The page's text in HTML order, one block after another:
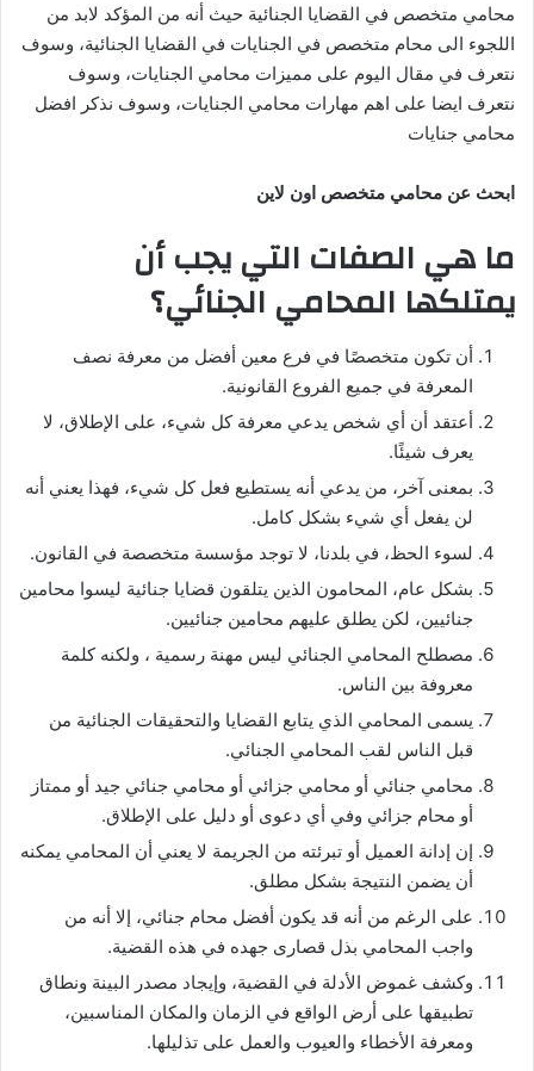
محامي متخصص في القضايا الجنائية حيث أنه من المؤكد لابد من
اللجوء الى محام متخصص في الجنايات في القضايا الجنائية، وسوف
نتعرف في مقال اليوم على مميزات محامي الجنايات، وسوف
نتعرف ايضا على اهم مهارات محامي الجنايات، وسوف نذكر افضل
محامي جنايات
ابحث عن محامي متخصص اون لاين
ما هي الصفات التي يجب أن
يمتلكها المحامي الجنائي؟
أن تكون متخصصًا في فرع معين أفضل من معرفة نصف
المعرفة في جميع الفروع القانونية.
أعتقد أن أي شخص يدعي معرفة كل شيء، على الإطلاق، لا
يعرف شيئًا.
بمعنى آخر، من يدعي أنه يستطيع فعل كل شيء، فهذا يعني أنه
لن يفعل أي شيء بشكل كامل.
لسوء الحظ، في بلدنا، لا توجد مؤسسة متخصصة في القانون.
بشكل عام، المحامون الذين يتلقون قضايا جنائية ليسوا محامين
جنائيين، لكن يطلق عليهم محامين جنائيين.
مصطلح المحامي الجنائي ليس مهنة رسمية ، ولكنه كلمة
معروفة بين الناس.
يسمى المحامي الذي يتابع القضايا والتحقيقات الجنائية من
قبل الناس لقب المحامي الجنائي.
محامي جنائي أو محامي جزائي أو محامي جنائي جيد أو ممتاز
أو محام جزائي وفي أي دعوى أو دليل على الإطلاق.
إن إدانة العميل أو تبرئته من الجريمة لا يعني أن المحامي يمكنه
أن يضمن النتيجة بشكل مطلق.
على الرغم من أنه قد يكون أفضل محام جنائي، إلا أنه من
واجب المحامي بذل قصارى جهده في هذه القضية.
وكشف غموض الأدلة في القضية، وإيجاد مصدر البينة ونطاق
تطبيقها على أرض الواقع في الزمان والمكان المناسبين،
ومعرفة الأخطاء والعيوب والعمل على تذليلها.